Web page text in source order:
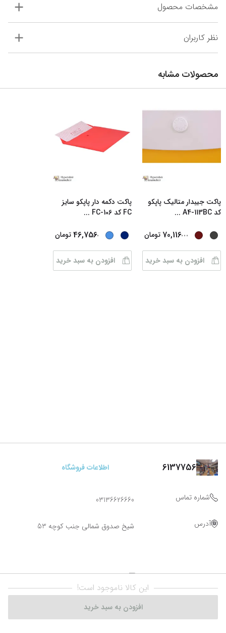
مشخصات محصول
نظر کاربران
محصولات مشابه
پاکت جیبدار متالیک پاپکو
کد A4-113BC
...
...
70,116 تومان
افزودن به سبد خرید
پاکت دکمه دار پاپکو سایز
FC کد FC-106
...
...
46,756 تومان
افزودن به سبد خرید
این کالا ناموجود است!
افزودن به سبد خرید
6137756 اطلاعات فروشگاه
شماره تماس 03136626660
آدرس شیخ صدوق شمالی جنب کوچه 53